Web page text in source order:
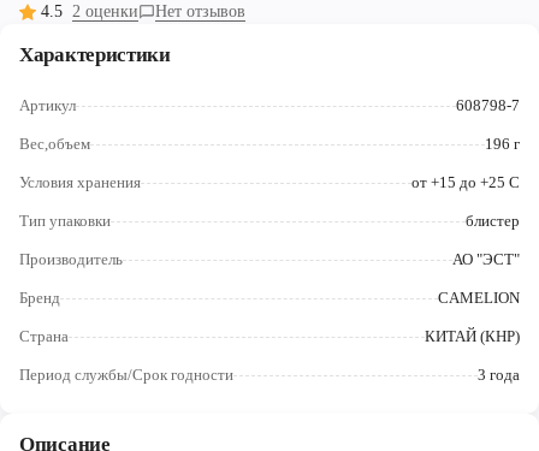
Коряжма
Котлас
Новодвинск
Северодвинск
Череповец
Ярославль
4.5 2 оценки Нет отзывов
Характеристики
Артикул 608798-7
Вес,объем 196 г
Условия хранения от +15 до +25 C
Тип упаковки блистер
Производитель АО "ЭСТ"
Бренд CAMELION
Страна КИТАЙ (КНР)
Период службы/Срок годности 3 года
Описание